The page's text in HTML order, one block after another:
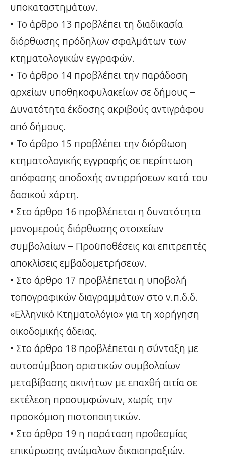
υποκαταστημάτων.
• Το άρθρο 13 προβλέπει τη διαδικασία
διόρθωσης πρόδηλων σφαλμάτων των
κτηματολογικών εγγραφών.
• Το άρθρο 14 προβλέπει την παράδοση
αρχείων υποθηκοφυλακείων σε δήμους –
Δυνατότητα έκδοσης ακριβούς αντιγράφου
από δήμους.
• Το άρθρο 15 προβλέπει την διόρθωση
κτηματολογικής εγγραφής σε περίπτωση
απόφασης αποδοχής αντιρρήσεων κατά του
δασικού χάρτη.
• Στο άρθρο 16 προβλέπεται η δυνατότητα
μονομερούς διόρθωσης στοιχείων
συμβολαίων – Προϋποθέσεις και επιτρεπτές
αποκλίσεις εμβαδομετρήσεων.
• Στο άρθρο 17 προβλέπεται η υποβολή
τοπογραφικών διαγραμμάτων στο ν.π.δ.δ.
«Ελληνικό Κτηματολόγιο» για τη χορήγηση
οικοδομικής άδειας.
• Στο άρθρο 18 προβλέπεται η σύνταξη με
αυτοσύμβαση οριστικών συμβολαίων
μεταβίβασης ακινήτων με επαχθή αιτία σε
εκτέλεση προσυμφώνων, χωρίς την
προσκόμιση πιστοποιητικών.
• Στο άρθρο 19 η παράταση προθεσμίας
επικύρωσης ανώμαλων δικαιοπραξιών.